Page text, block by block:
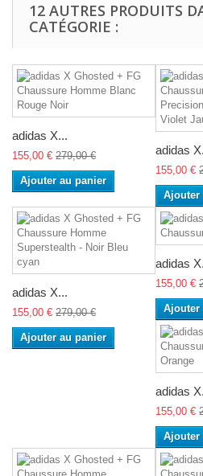
12 AUTRES PRODUITS
CATÉGORIE :
adidas X...
155,00 € 279,00 €
Ajouter au panier
adidas
155,00 €
Ajouter
adidas X...
155,00 € 279,00 €
Ajouter au panier
adidas
155,00 €
Ajouter
adidas
155,00 €
Ajouter